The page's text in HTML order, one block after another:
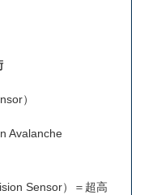
）
Avalanche
Sensor）＝超高